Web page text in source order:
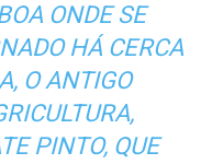
ONDE SE
HÁ CERCA
O ANTIGO
PINTO, QUE